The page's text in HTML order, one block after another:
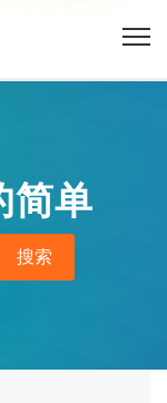
简单